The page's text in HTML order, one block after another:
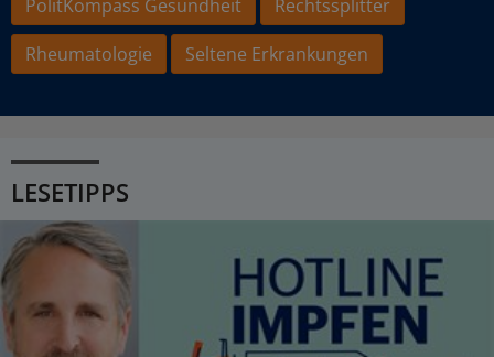
PolitKompass Gesundheit
Rechtssplitter
Rheumatologie
Seltene Erkrankungen
LESETIPPS